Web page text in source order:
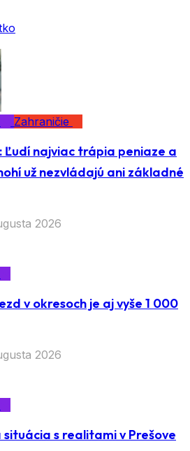
Zahraničie
Ľudí najviac trápia peniaze a
už nezvládajú ani základné
2026
v okresoch je aj vyše 1 000
2026
s realitami v Prešove